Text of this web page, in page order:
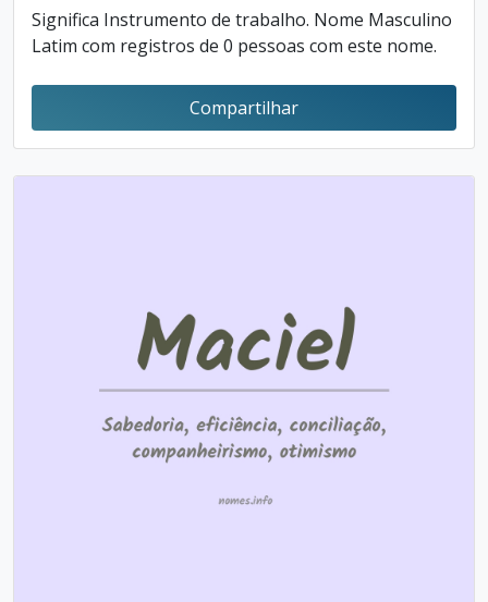
Significa Instrumento de trabalho. Nome Masculino
Latim com registros de 0 pessoas com este nome.
Compartilhar